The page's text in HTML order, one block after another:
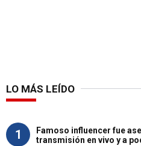
LO MÁS LEÍDO
1
Famoso influencer fue
transmisión en vivo y a